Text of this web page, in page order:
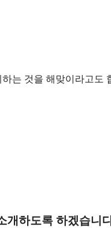
는 것을 해맞이라고도
개하도록 하겠습니